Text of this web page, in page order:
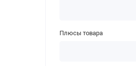
Плюсы товара